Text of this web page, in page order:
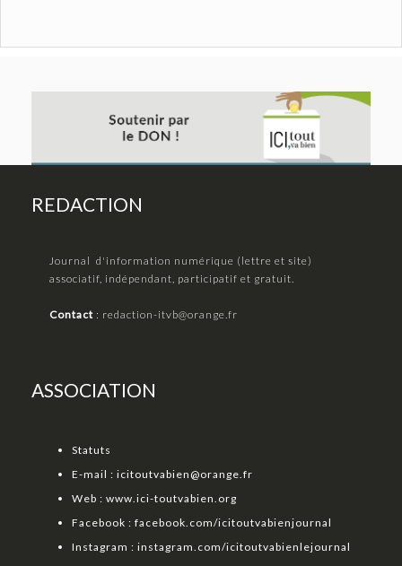
REDACTION
Journal d'information numérique (lettre et site)
associatif, indépendant, participatif et gratuit.
Contact : redaction-itvb@orange.fr
ASSOCIATION
Statuts
E-mail : icitoutvabien@orange.fr
Web : www.ici-toutvabien.org
Facebook : facebook.com/icitoutvabienjournal
Instagram : instagram.com/icitoutvabienlejournal